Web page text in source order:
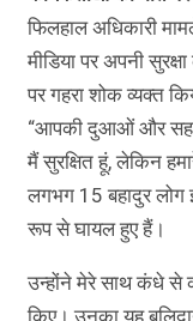
फिलहाल अधिकारी
मीडिया पर अपनी
पर गहरा शोक व्यक्त
“आपकी दुआओं और
मैं सुरक्षित हूं, लेकिन
लगभग 15 बहादुर
रूप से घायल हुए हैं।
उन्होंने मेरे साथ कंधे से
किए। उनका यह